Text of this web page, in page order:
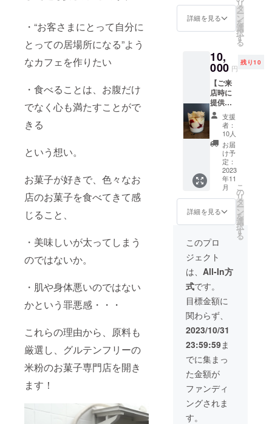
・“お客さまにとって自分に
とっての居場所になる”よう
なカフェを作りたい
・食べることは、お腹だけ
でなく心も満たすことがで
きる
という想い。
お菓子が好きで、色々なお
店のお菓子を食べてきて感
じること、
・美味しいが太ってしまう
のではないか。
・肌や身体悪いのではない
かという罪悪感・・・
これらの理由から、原料も
厳選し、グルテンフリーの
米粉のお菓子専門店を開き
ます！
アウト
注意事
年11
月〜
2024年
4月で
す。こ
の期間
にご来
店お願
いしま
す。 ※
写真は
試作時
のもの
なので
イメー
ジで
す。内
もしれ
ん。
粉の
クッ
キー(2
つ) ・ペ
ンクチ
ケット
(2杯)ご
来店い
ただい
たその
場でも
使って
いただ
けます!
提供方
法:テイ
クアウ
ト 注意
事項：
有効期
限は
2024年
4月で
す。こ
の期間
内にご
来店お
願いし
ます。
※写真は
試作時
のもの
なので
イメー
ジで
す。内
容が変
わるか
もしれ
詳細を見る
リ
タ
ー
ン
を
選
択
す
る
10,
000 円
残り10
【ご来
店時に
提供し
ま
す！】
・お礼
メッ
セージ
(お店で
お顔を
見て提
供) ・ミ
ル
フィー
ユパ
フェ(店
内飲食)
※現在試
作中で
す。写
真は桃
のミル
フィー
ユパ
フェで
す。 提
供方
法：店
舗ご来
店時、
イート
イン 注
意事
項:：有
支援
者：
10人
お届
け予
定：
2023
年11
月
詳細を見る
こ
の
リ
タ
ー
ン
を
選
択
す
る
このプロ
ジェクト
は、 All-In方
式です。
目標金額に
関わらず、
2023/10/31
23:59:59ま
でに集まっ
た金額が
ファンディ
ングされま
す。